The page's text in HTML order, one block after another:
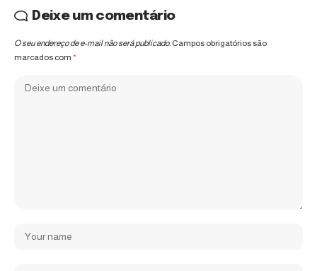
Deixe um comentário
O seu endereço de e-mail não será publicado. Campos obrigatórios são
marcados com *